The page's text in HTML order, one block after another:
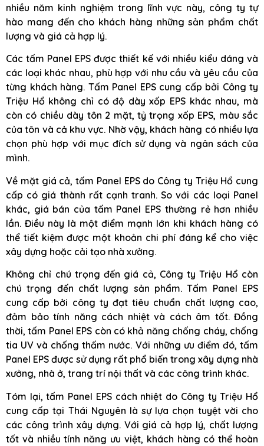
nhiều năm kinh nghiệm trong lĩnh vực này, công ty tự
hào mang đến cho khách hàng những sản phẩm chất
lượng và giá cả hợp lý.
Các tấm Panel EPS được thiết kế với nhiều kiểu dáng và
các loại khác nhau, phù hợp với nhu cầu và yêu cầu của
từng khách hàng. Tấm Panel EPS cung cấp bởi Công ty
Triệu Hổ không chỉ có độ dày xốp EPS khác nhau, mà
còn có chiều dày tôn 2 mặt, tỷ trọng xốp EPS, màu sắc
của tôn và cả khu vực. Nhờ vậy, khách hàng có nhiều lựa
chọn phù hợp với mục đích sử dụng và ngân sách của
mình.
Về mặt giá cả, tấm Panel EPS do Công ty Triệu Hổ cung
cấp có giá thành rất cạnh tranh. So với các loại Panel
khác, giá bán của tấm Panel EPS thường rẻ hơn nhiều
lần. Điều này là một điểm mạnh lớn khi khách hàng có
thể tiết kiệm được một khoản chi phí đáng kể cho việc
xây dựng hoặc cải tạo nhà xưởng.
Không chỉ chú trọng đến giá cả, Công ty Triệu Hổ còn
chú trọng đến chất lượng sản phẩm. Tấm Panel EPS
cung cấp bởi công ty đạt tiêu chuẩn chất lượng cao,
đảm bảo tính năng cách nhiệt và cách âm tốt. Đồng
thời, tấm Panel EPS còn có khả năng chống cháy, chống
tia UV và chống thấm nước. Với những ưu điểm đó, tấm
Panel EPS được sử dụng rất phổ biến trong xây dựng nhà
xưởng, nhà ở, trang trí nội thất và các công trình khác.
Tóm lại, tấm Panel EPS cách nhiệt do Công ty Triệu Hổ
cung cấp tại Thái Nguyên là sự lựa chọn tuyệt vời cho
các công trình xây dựng. Với giá cả hợp lý, chất lượng
tốt và nhiều tính năng ưu việt, khách hàng có thể hoàn